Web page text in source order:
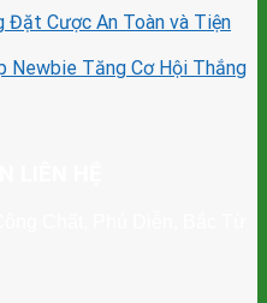
Đặt Cược An Toàn và Tiện
Newbie Tăng Cơ Hội Thắng